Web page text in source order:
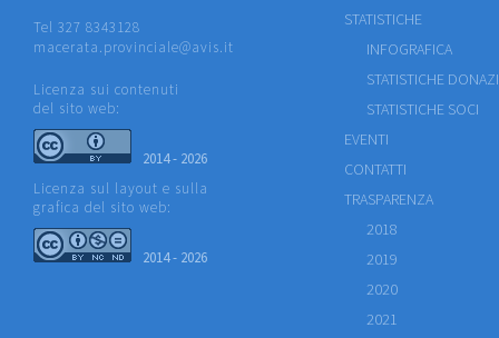
Tel 327 8343128
macerata.provinciale@avis.it
Licenza sui contenuti
del sito web:
2014 - 2026
Licenza sul layout e sulla
grafica del sito web:
2014 - 2026
STATISTICHE
INFOGRAFICA
STATISTICHE
STATISTICHE SOCI
EVENTI
CONTATTI
TRASPARENZA
2018
2019
2020
2021